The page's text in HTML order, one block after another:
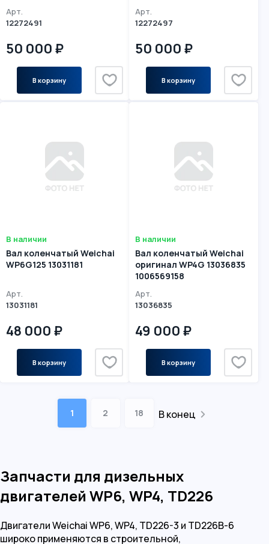
Арт.
12272491
50 000 ₽
В корзину
Арт.
12272497
50 000 ₽
В корзину
В наличии
Вал коленчатый Weichai
WP6G125 13031181
Арт.
13031181
48 000 ₽
В корзину
В наличии
Вал коленчатый Weichai
оригинал WP4G 13036835
1006569158
Арт.
13036835
49 000 ₽
В корзину
1 2 18 В конец
Запчасти для дизельных
двигателей WP6, WP4, TD226
Двигатели Weichai WP6, WP4, TD226-3 и TD226B-6
широко применяются в строительной,